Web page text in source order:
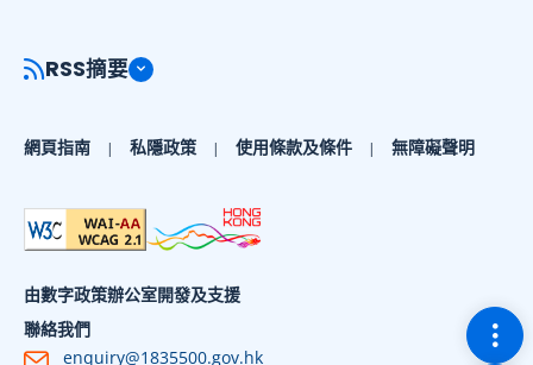
切
RSS摘要
網頁指南 私隱政策 使用條款及條件 無障礙聲明
由數字政策辦公室開發及支援
聯絡我們
enquiry@1835500.gov.hk